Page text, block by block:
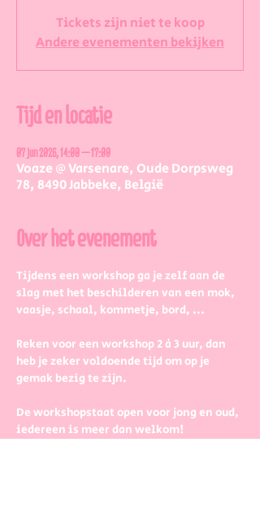
Tickets zijn niet te koop
Andere evenementen bekijken
Tijd en locatie
07 jun 2026, 14:00 – 17:00
Voaze @ Varsenare, Oude Dorpsweg
78, 8490 Jabbeke, België
Over het evenement
Tijdens een workshop ga je zelf aan de
slag met het beschilderen van een mok,
vaasje, schaal, kommetje, bord, ...
Reken voor een workshop 2 à 3 uur, dan
heb je zeker voldoende tijd om op je
gemak bezig te zijn.
De workshopstaat open voor jong en oud,
iedereen is meer dan welkom!